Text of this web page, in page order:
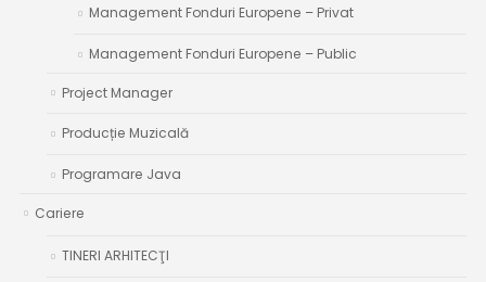
Management Fonduri Europene – Privat
Management Fonduri Europene – Public
Project Manager
Producție Muzicală
Programare Java
Cariere
TINERI ARHITECŢI